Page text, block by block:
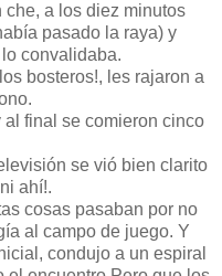
che, a los diez minutos
pasado la raya) y
convalidaba.
bosteros!, les rajaron a
final se comieron cinco
se vió bien clarito
ahí!.
cosas pasaban por no
al campo de juego. Y
condujo a un espiral